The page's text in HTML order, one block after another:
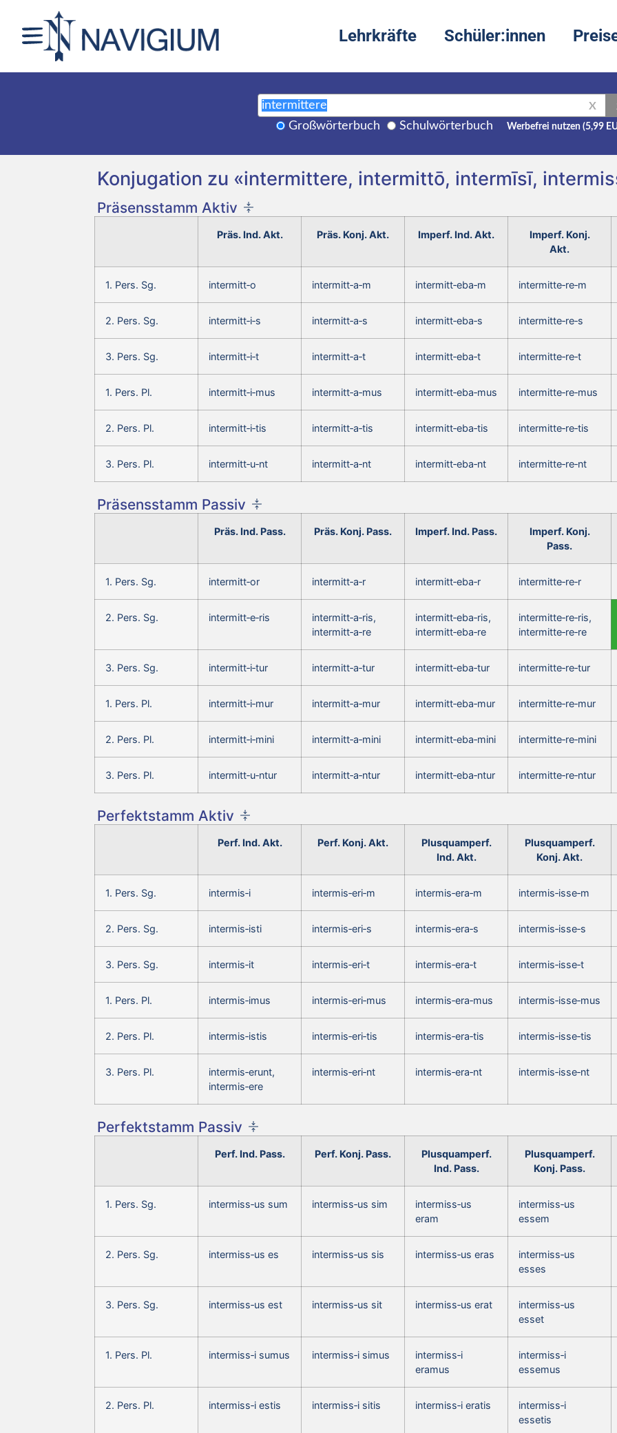
Lehrkräfte Schüler:innen
X
Großwörterbuch Schulwörterbuch Werbefrei nutzen (5,99
Konjugation zu «intermittere, intermittō, intermīsī,
Präsensstamm Aktiv
Präs. Ind. Akt. Präs. Konj. Akt. Imperf. Ind. Akt.
Imperf. Konj.
Akt.
1. Pers. Sg. intermitt‑o intermitt‑a‑m intermitt‑eba‑m intermitte‑re‑m
2. Pers. Sg. intermitt‑i‑s intermitt‑a‑s intermitt‑eba‑s intermitte‑re‑s
3. Pers. Sg. intermitt‑i‑t intermitt‑a‑t intermitt‑eba‑t intermitte‑re‑t
1. Pers. Pl. intermitt‑i‑mus intermitt‑a‑mus intermitt‑eba‑mus intermitte‑re‑mus
2. Pers. Pl. intermitt‑i‑tis intermitt‑a‑tis intermitt‑eba‑tis intermitte‑re‑tis
3. Pers. Pl. intermitt‑u‑nt intermitt‑a‑nt intermitt‑eba‑nt intermitte‑re‑nt
Präsensstamm Passiv
Präs. Ind. Pass. Präs. Konj. Pass. Imperf. Ind. Pass.
Imperf. Konj.
Pass.
1. Pers. Sg. intermitt‑or intermitt‑a‑r intermitt‑eba‑r intermitte‑re‑r
2. Pers. Sg. intermitt‑e‑ris
intermitt‑a‑ris,
intermitt‑a‑re
intermitt‑eba‑ris,
intermitt‑eba‑re
intermitte‑re‑ris,
intermitte‑re‑re
3. Pers. Sg. intermitt‑i‑tur intermitt‑a‑tur intermitt‑eba‑tur intermitte‑re‑tur
1. Pers. Pl. intermitt‑i‑mur intermitt‑a‑mur intermitt‑eba‑mur intermitte‑re‑mur
2. Pers. Pl. intermitt‑i‑mini intermitt‑a‑mini intermitt‑eba‑mini intermitte‑re‑mini
3. Pers. Pl. intermitt‑u‑ntur intermitt‑a‑ntur intermitt‑eba‑ntur intermitte‑re‑ntur
Perfektstamm Aktiv
Perf. Ind. Akt. Perf. Konj. Akt.
Plusquamperf.
Ind. Akt.
Plusquamperf.
Konj. Akt.
1. Pers. Sg. intermis‑i intermis‑eri‑m intermis‑era‑m intermis‑isse‑m
2. Pers. Sg. intermis‑isti intermis‑eri‑s intermis‑era‑s intermis‑isse‑s
3. Pers. Sg. intermis‑it intermis‑eri‑t intermis‑era‑t intermis‑isse‑t
1. Pers. Pl. intermis‑imus intermis‑eri‑mus intermis‑era‑mus intermis‑isse‑mus
2. Pers. Pl. intermis‑istis intermis‑eri‑tis intermis‑era‑tis intermis‑isse‑tis
3. Pers. Pl.
intermis‑erunt,
intermis‑ere
intermis‑eri‑nt intermis‑era‑nt intermis‑isse‑nt
Perfektstamm Passiv
Perf. Ind. Pass. Perf. Konj. Pass.
Plusquamperf.
Ind. Pass.
Plusquamperf.
Konj. Pass.
1. Pers. Sg. intermiss‑us sum intermiss‑us sim
intermiss‑us
eram
intermiss‑us
essem
2. Pers. Sg. intermiss‑us es intermiss‑us sis intermiss‑us eras
intermiss‑us
esses
3. Pers. Sg. intermiss‑us est intermiss‑us sit intermiss‑us erat
intermiss‑us
esset
1. Pers. Pl. intermiss‑i sumus intermiss‑i simus
intermiss‑i
eramus
intermiss‑i
essemus
2. Pers. Pl. intermiss‑i estis intermiss‑i sitis intermiss‑i eratis
intermiss‑i
essetis